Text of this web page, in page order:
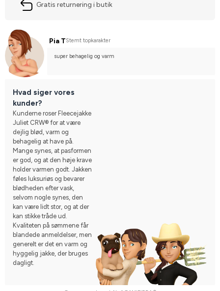
Gratis returnering i butik
Pia TStemt topkarakter
super behagelig og varm
Hvad siger vores
kunder?
Kunderne roser Fleecejakke
Juliet CRW® for at være
dejlig blød, varm og
behagelig at have på.
Mange synes, at pasformen
er god, og at den høje krave
holder varmen godt. Jakken
føles luksuriøs og bevarer
blødheden efter vask,
selvom nogle synes, den
kan være lidt stor, og at der
kan stikke tråde ud.
Kvaliteten på sømmene får
blandede anmeldelser, men
generelt er det en varm og
hyggelig jakke, der bruges
dagligt.